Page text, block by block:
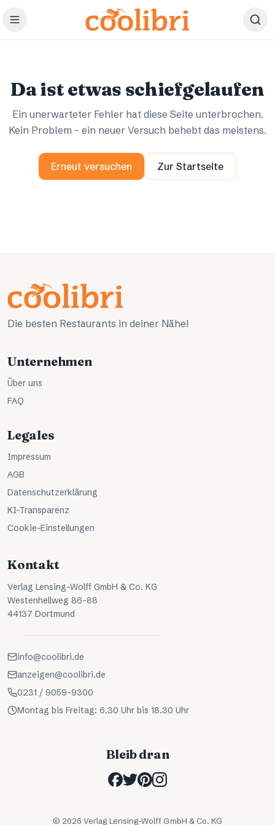
Zum Hauptinhalt springen
Da ist etwas schiefgelaufen
Ein unerwarteter Fehler hat diese Seite unterbrochen.
Kein Problem – ein neuer Versuch behebt das meistens.
Erneut versuchen Zur Startseite
Die besten Restaurants in deiner Nähe!
Unternehmen
Über uns
FAQ
Legales
Impressum
AGB
Datenschutzerklärung
KI-Transparenz
Cookie-Einstellungen
Kontakt
Verlag Lensing-Wolff GmbH & Co. KG
Westenhellweg 86-88
44137 Dortmund
info@coolibri.de
anzeigen@coolibri.de
0231 / 9059-9300
Montag bis Freitag: 6.30 Uhr bis 18.30 Uhr
Bleib dran
© 2026 Verlag Lensing-Wolff GmbH & Co. KG